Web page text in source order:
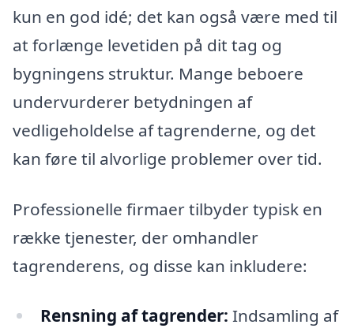
kun en god idé; det kan også være med til
at forlænge levetiden på dit tag og
bygningens struktur. Mange beboere
undervurderer betydningen af
vedligeholdelse af tagrenderne, og det
kan føre til alvorlige problemer over tid.
Professionelle firmaer tilbyder typisk en
række tjenester, der omhandler
tagrenderens, og disse kan inkludere:
Rensning af tagrender: Indsamling af